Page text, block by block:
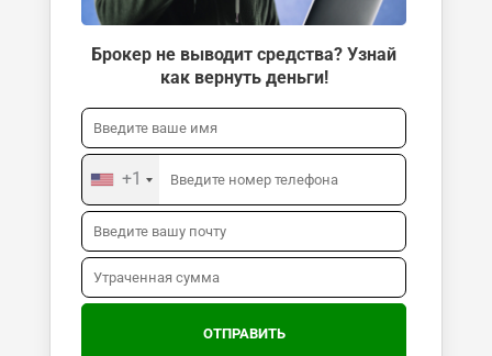
Брокер не выводит средства? Узнай
как вернуть деньги!
+1